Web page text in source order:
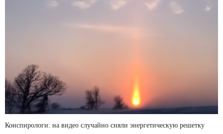
Конспирологи: на видео случайно сняли энергетическую решетку